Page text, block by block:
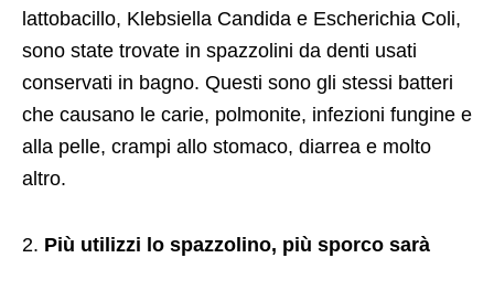
lattobacillo, Klebsiella Candida e Escherichia Coli,
sono state trovate in spazzolini da denti usati
conservati in bagno. Questi sono gli stessi batteri
che causano le carie, polmonite, infezioni fungine e
alla pelle, crampi allo stomaco, diarrea e molto
altro.
Più utilizzi lo spazzolino, più sporco sarà